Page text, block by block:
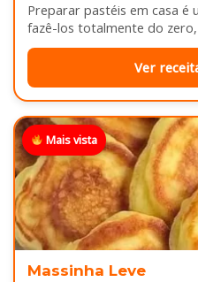
Preparar pastéis em casa é
fazê-los totalmente do
melhor ainda...
Ver
Mais vista
Massinha Leve